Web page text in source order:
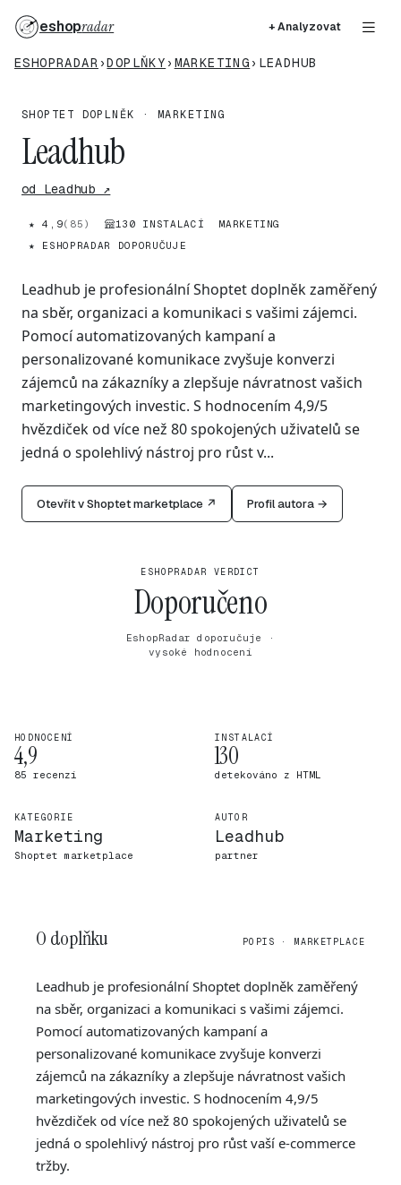
eshopradar + Analyzovat
ESHOPRADAR ›DOPLŇKY › MARKETING › LEADHUB
SHOPTET DOPLNĚK · MARKETING
Leadhub
od Leadhub ↗
★ 4,9(85) 130 INSTALACÍ
MARKETING
★ ESHOPRADAR DOPORUČUJE
Leadhub je profesionální Shoptet doplněk zaměřený
na sběr, organizaci a komunikaci s vašimi zájemci.
Pomocí automatizovaných kampaní a
personalizované komunikace zvyšuje konverzi
zájemců na zákazníky a zlepšuje návratnost vašich
marketingových investic. S hodnocením 4,9/5
hvězdiček od více než 80 spokojených uživatelů se
jedná o spolehlivý nástroj pro růst v...
Otevřít v Shoptet marketplace ↗ Profil autora →
ESHOPRADAR VERDICT
Doporučeno
EshopRadar doporučuje ·
vysoké hodnocení
HODNOCENÍ
4,9
85 recenzí
INSTALACÍ
130
detekováno z HTML
KATEGORIE
Marketing
Shoptet marketplace
AUTOR
Leadhub
partner
O doplňku POPIS · MARKETPLACE
Leadhub je profesionální Shoptet doplněk zaměřený
na sběr, organizaci a komunikaci s vašimi zájemci.
Pomocí automatizovaných kampaní a
personalizované komunikace zvyšuje konverzi
zájemců na zákazníky a zlepšuje návratnost vašich
marketingových investic. S hodnocením 4,9/5
hvězdiček od více než 80 spokojených uživatelů se
jedná o spolehlivý nástroj pro růst vaší e-commerce
tržby.